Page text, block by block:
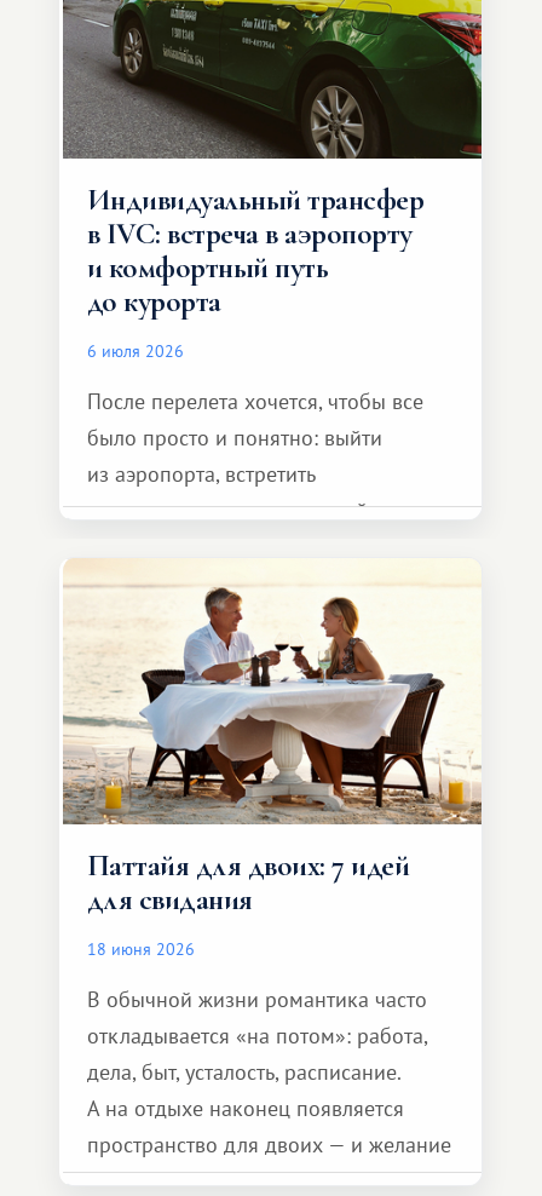
Индивидуальный трансфер
в IVC: встреча в аэропорту
и комфортный путь
до курорта
6 июля 2026
После перелета хочется, чтобы все
было просто и понятно: выйти
из аэропорта, встретить
представителя транспортной
и спокойно доехать до курорта.
Паттайя для двоих: 7 идей
для свидания
18 июня 2026
В обычной жизни романтика часто
откладывается «на потом»: работа,
дела, быт, усталость, расписание.
А на отдыхе наконец появляется
пространство для двоих — и желание
сделать для близкого человека что-то